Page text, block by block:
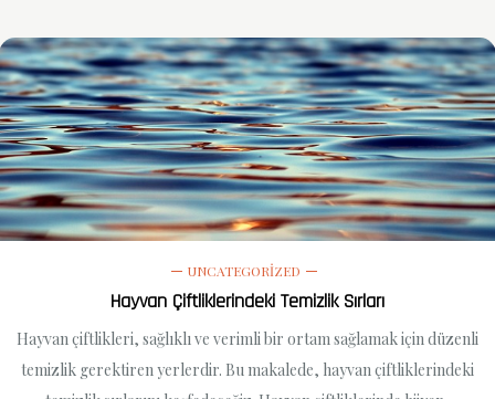
UNCATEGORIZED
Hayvan Çiftliklerindeki Temizlik Sırları
Hayvan çiftlikleri, sağlıklı ve verimli bir ortam sağlamak için düzenli
temizlik gerektiren yerlerdir. Bu makalede, hayvan çiftliklerindeki